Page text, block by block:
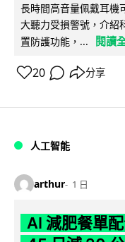
長時間高音量佩戴耳機
大聽力受損警號，介紹
置防護功能，...
閱讀
20 分享
人工智能
arthur 1 日
AI 減肥餐單